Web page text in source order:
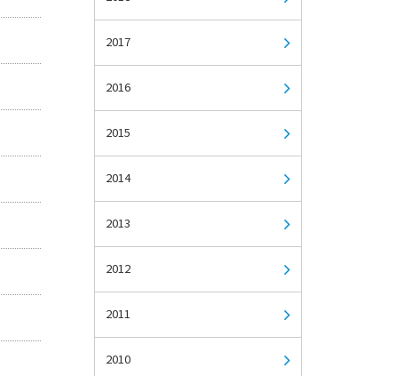
2017
2016
2015
2014
2013
2012
2011
2010